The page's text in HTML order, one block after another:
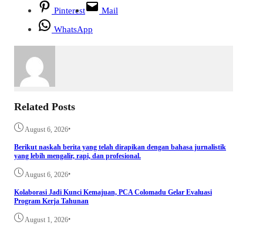
Pinterest
Mail
WhatsApp
Related Posts
August 6, 2026•
Berikut naskah berita yang telah dirapikan dengan bahasa jurnalistik
yang lebih mengalir, rapi, dan profesional.
August 6, 2026•
Kolaborasi Jadi Kunci Kemajuan, PCA Colomadu Gelar Evaluasi
Program Kerja Tahunan
August 1, 2026•